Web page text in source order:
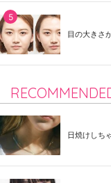
目の大きさ
日焼けしち